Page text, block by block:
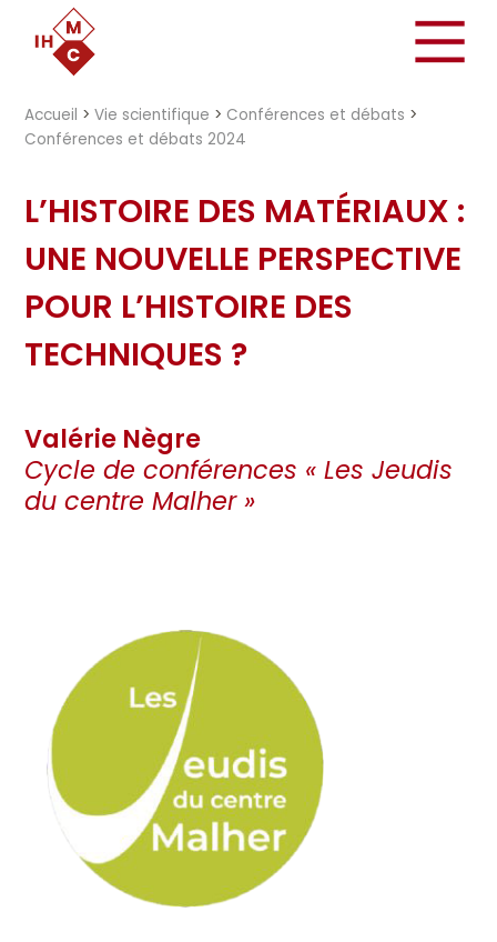
Accueil >Vie scientifique > Conférences et débats >
Conférences et débats 2024
L’HISTOIRE DES MATÉRIAUX :
UNE NOUVELLE PERSPECTIVE
POUR L’HISTOIRE DES
TECHNIQUES ?
Valérie Nègre
Cycle de conférences « Les Jeudis
du centre Malher »